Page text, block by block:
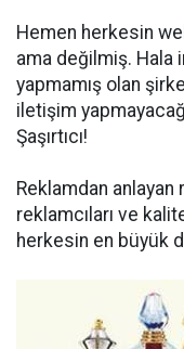
Hemen herkesin
ama değilmiş. Hala
yapmamış olan
iletişim
Şaşırtıcı!
Reklamdan
reklamcıları ve
herkesin en büyük